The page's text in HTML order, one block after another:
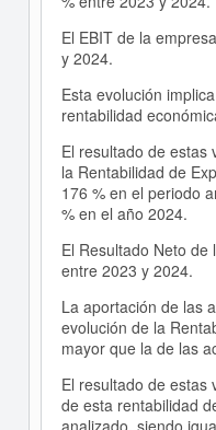
El EBIT de la
y 2024.
Esta evolución
rentabilidad
El resultado de estas
la Rentabilidad de
176 % en el periodo
% en el año 2024.
El Resultado Neto
entre 2023 y 2024.
La aportación de las
evolución de la
mayor que la de las
El resultado de estas
de esta rentabilidad